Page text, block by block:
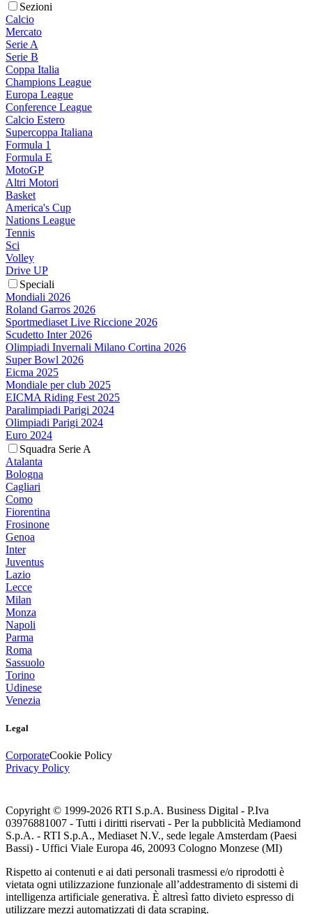
Sezioni
Calcio
Mercato
Serie A
Serie B
Coppa Italia
Champions League
Europa League
Conference League
Calcio Estero
Supercoppa Italiana
Formula 1
Formula E
MotoGP
Altri Motori
Basket
America's Cup
Nations League
Tennis
Sci
Volley
Drive UP
Speciali
Mondiali 2026
Roland Garros 2026
Sportmediaset Live Riccione 2026
Scudetto Inter 2026
Olimpiadi Invernali Milano Cortina 2026
Super Bowl 2026
Eicma 2025
Mondiale per club 2025
EICMA Riding Fest 2025
Paralimpiadi Parigi 2024
Olimpiadi Parigi 2024
Euro 2024
Squadra Serie A
Atalanta
Bologna
Cagliari
Como
Fiorentina
Frosinone
Genoa
Inter
Juventus
Lazio
Lecce
Milan
Monza
Napoli
Parma
Roma
Sassuolo
Torino
Udinese
Venezia
Legal
CorporateCookie Policy
Privacy Policy
Copyright © 1999-2026 RTI S.p.A. Business Digital - P.Iva
03976881007 - Tutti i diritti riservati - Per la pubblicità Mediamond
S.p.A. - RTI S.p.A., Mediaset N.V., sede legale Amsterdam (Paesi
Bassi) - Uffici Viale Europa 46, 20093 Cologno Monzese (MI)
Rispetto ai contenuti e ai dati personali trasmessi e/o riprodotti è
vietata ogni utilizzazione funzionale all’addestramento di sistemi di
intelligenza artificiale generativa. È altresì fatto divieto espresso di
utilizzare mezzi automatizzati di data scraping.